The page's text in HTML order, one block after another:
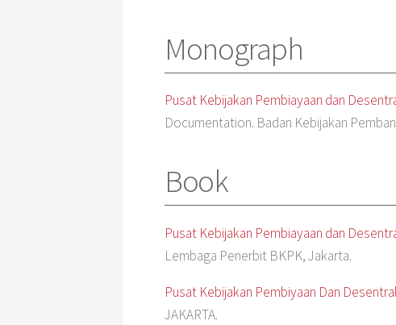
Monograph
Pusat Kebijakan Pembiayaan dan
Documentation. Badan Kebijakan
Book
Pusat Kebijakan Pembiayaan dan
Lembaga Penerbit BKPK, Jakarta.
Pusat Kebijakan Pembiyaan Dan
JAKARTA.